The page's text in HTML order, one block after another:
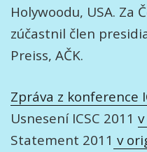
Holywoodu, USA. Za
zúčastnil člen
Preiss, AČK.
Zpráva z konference
Usnesení ICSC 2011
Statement 2011 v